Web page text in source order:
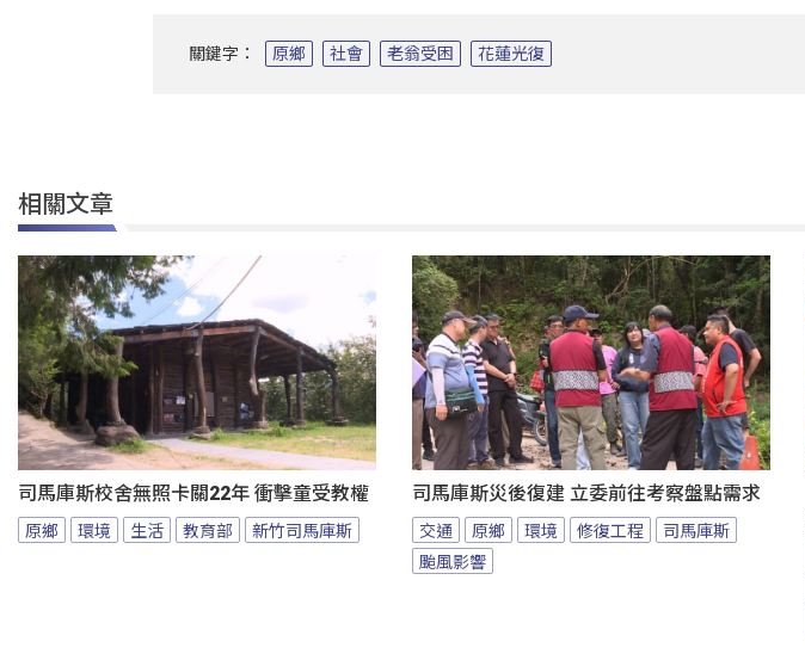
關鍵字： 原鄉 社會 老翁受困 花蓮光復
相關文章
司馬庫斯校舍無照卡關22年 衝擊童受教權
原鄉 環境 生活 教育部 新竹司馬庫斯
司馬庫斯災後復建 立委前往考察盤點需求
交通 原鄉 環境 修復工程
司馬庫斯
颱風影響